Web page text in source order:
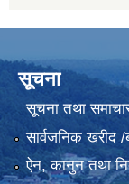
सूचना
सूचना तथा
सार्वजनिक खरीद
ऐन, कानुन तथा